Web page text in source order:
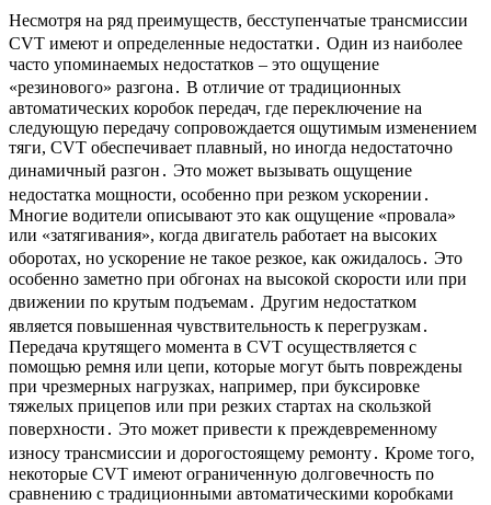
Несмотря на ряд преимуществ, бесступенчатые трансмиссии
CVT имеют и определенные недостатки․ Один из наиболее
часто упоминаемых недостатков – это ощущение
«резинового» разгона․ В отличие от традиционных
автоматических коробок передач, где переключение на
следующую передачу сопровождается ощутимым изменением
тяги, CVT обеспечивает плавный, но иногда недостаточно
динамичный разгон․ Это может вызывать ощущение
недостатка мощности, особенно при резком ускорении․
Многие водители описывают это как ощущение «провала»
или «затягивания», когда двигатель работает на высоких
оборотах, но ускорение не такое резкое, как ожидалось․ Это
особенно заметно при обгонах на высокой скорости или при
движении по крутым подъемам․ Другим недостатком
является повышенная чувствительность к перегрузкам․
Передача крутящего момента в CVT осуществляется с
помощью ремня или цепи, которые могут быть повреждены
при чрезмерных нагрузках, например, при буксировке
тяжелых прицепов или при резких стартах на скользкой
поверхности․ Это может привести к преждевременному
износу трансмиссии и дорогостоящему ремонту․ Кроме того,
некоторые CVT имеют ограниченную долговечность по
сравнению с традиционными автоматическими коробками